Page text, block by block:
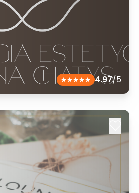
4.97/5